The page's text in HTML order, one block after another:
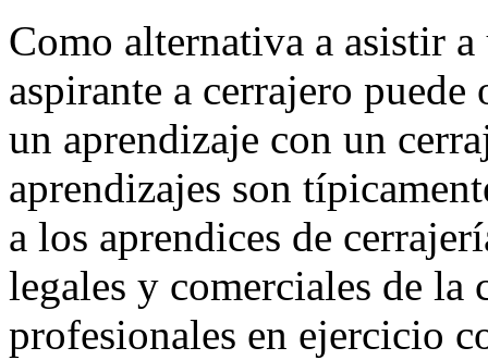
Como alternativa a asistir
aspirante a cerrajero
un aprendizaje con un
aprendizajes son
a los aprendices de
legales y comerciales de la
profesionales en ejercicio